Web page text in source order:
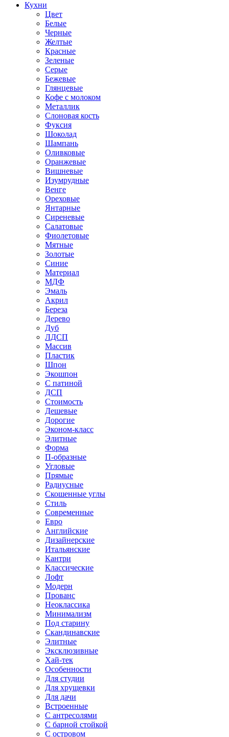
Кухни
Цвет
Белые
Черные
Желтые
Красные
Зеленые
Серые
Бежевые
Глянцевые
Кофе с молоком
Металлик
Слоновая кость
Фуксия
Шоколад
Шампань
Оливковые
Оранжевые
Вишневые
Изумрудные
Венге
Ореховые
Янтарные
Сиреневые
Салатовые
Фиолетовые
Мятные
Золотые
Синие
Материал
МДФ
Эмаль
Акрил
Береза
Дерево
Дуб
ЛДСП
Массив
Пластик
Шпон
Экошпон
С патиной
ДСП
Стоимость
Дешевые
Дорогие
Эконом-класс
Элитные
Форма
П-образные
Угловые
Прямые
Радиусные
Скошенные углы
Стиль
Современные
Евро
Английские
Дизайнерские
Итальянские
Кантри
Классические
Лофт
Модерн
Прованс
Неоклассика
Минимализм
Под старину
Скандинавские
Элитные
Эксклюзивные
Хай-тек
Особенности
Для студии
Для хрущевки
Для дачи
Встроенные
С антресолями
С барной стойкой
С островом